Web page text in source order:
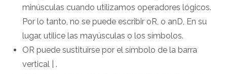
minúsculas cuando utilizamos operadores lógicos.
Por lo tanto, no se puede escribir oR, o anD, En su
lugar, utilice las mayúsculas o los símbolos.
OR puede sustituirse por el símbolo de la barra
vertical | .